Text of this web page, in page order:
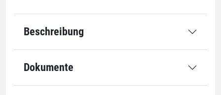
07-O
Beschreibung
Dokumente